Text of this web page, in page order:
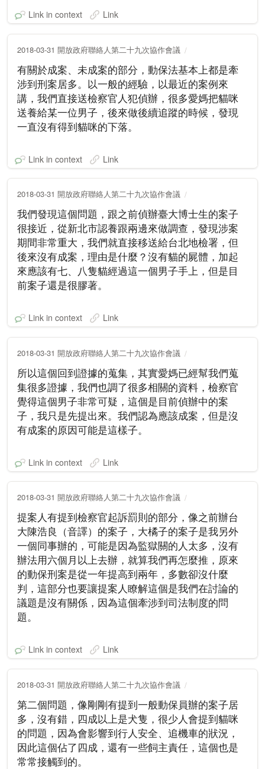
Link in context Link
2018-03-31 開放政府聯絡人第二十九次協作會議
有關於成案、未成案的部分，動保法基本上都是牽
涉到刑案居多。以一般的經驗，以最近的案例來
講，我們直接送檢察官人犯偵辦，很多愛媽把貓咪
送養給某一位男子，後來做後續追蹤的時候，發現
一直沒有得到貓咪的下落。
Link in context Link
2018-03-31 開放政府聯絡人第二十九次協作會議
我們發現這個問題，跟之前偵辦臺大博士生的案子
很接近，從新北市認養跟兩邊來做調查，發現涉案
期間非常重大，我們就直接移送給台北地檢署，但
後來沒有成案，理由是什麼？沒有貓的屍體，加起
來應該有七、八隻貓經過這一個男子手上，但是目
前案子還是很膠著。
Link in context Link
2018-03-31 開放政府聯絡人第二十九次協作會議
所以這個回到證據的蒐集，其實愛媽已經幫我們蒐
集很多證據，我們也調了很多相關的資料，檢察官
覺得這個男子非常可疑，這個是目前偵辦中的案
子，我只是先提出來。我們認為應該成案，但是沒
有成案的原因可能是這樣子。
Link in context Link
2018-03-31 開放政府聯絡人第二十九次協作會議
提案人有提到檢察官起訴罰則的部分，像之前辦台
大陳浩良（音譯）的案子，大橘子的案子是我另外
一個同事辦的，可能是因為監獄關的人太多，沒有
辦法用六個月以上去辦，就算我們再怎麼推，原來
的動保刑案是從一年提高到兩年，多數卻沒什麼
判，這部分也要讓提案人瞭解這個是我們在討論的
議題是沒有關係，因為這個牽涉到司法制度的問
題。
Link in context Link
2018-03-31 開放政府聯絡人第二十九次協作會議
第二個問題，像剛剛有提到一般動保員辦的案子居
多，沒有錯，四成以上是犬隻，很少人會提到貓咪
的問題，因為會影響到行人安全、追機車的狀況，
因此這個佔了四成，還有一些飼主責任，這個也是
常常接觸到的。